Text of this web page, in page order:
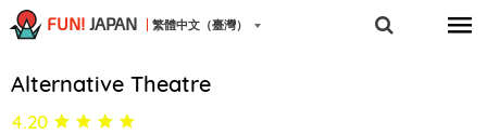
FUN! JAPAN 繁體中文（臺灣）
Alternative Theatre
4.20